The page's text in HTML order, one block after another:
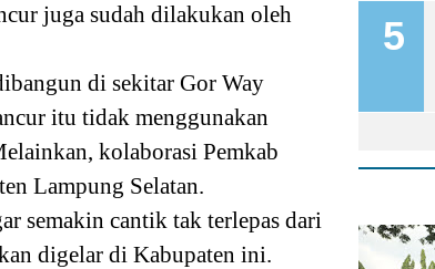
juga sudah dilakukan oleh
di sekitar Gor Way
itu tidak menggunakan
kolaborasi Pemkab
Lampung Selatan.
semakin cantik tak terlepas dari
digelar di Kabupaten ini.